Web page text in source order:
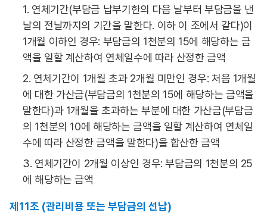
1. 연체기간(부담금 납부기한의 다음 날부터 부담금을 낸
날의 전날까지의 기간을 말한다. 이하 이 조에서 같다)이
1개월 이하인 경우: 부담금의 1천분의 15에 해당하는 금
액을 일할 계산하여 연체일수에 따라 산정한 금액
2. 연체기간이 1개월 초과 2개월 미만인 경우: 처음 1개월
에 대한 가산금(부담금의 1천분의 15에 해당하는 금액을
말한다)과 1개월을 초과하는 부분에 대한 가산금(부담금
의 1천분의 10에 해당하는 금액을 일할 계산하여 연체일
수에 따라 산정한 금액을 말한다)을 합산한 금액
3. 연체기간이 2개월 이상인 경우: 부담금의 1천분의 25
에 해당하는 금액
제11조 (관리비용 또는 부담금의 선납)